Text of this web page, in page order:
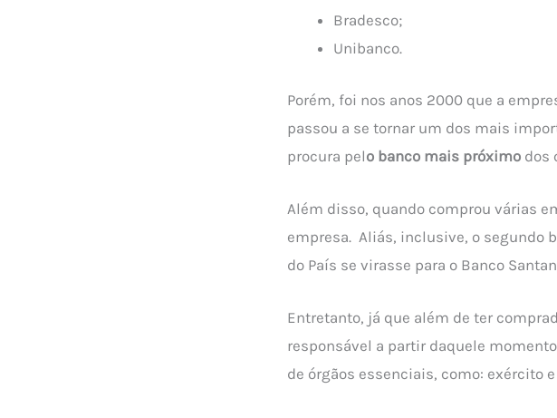
Bradesco;
Unibanco.
Porém, foi nos anos 2000 que a
passou a se tornar um dos mais
procura pelo banco mais próximo dos
Além disso, quando comprou várias
empresa. Aliás, inclusive, o segundo
do País se virasse para o Banco
Entretanto, já que além de ter
responsável a partir daquele
de órgãos essenciais, como: exército